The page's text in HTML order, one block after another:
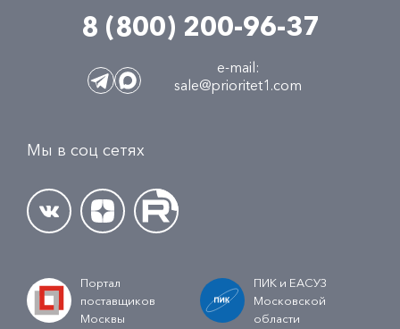
8 (800) 200-96-37
e-mail:
sale@prioritet1.com
Мы в соц сетях
Портал
поставщиков
Москвы
ПИК и ЕАСУЗ
Московской
области